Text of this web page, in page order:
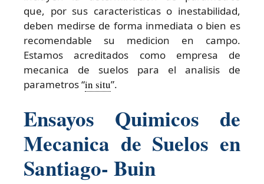
que, por sus caracteristicas o inestabilidad,
deben medirse de forma inmediata o bien es
recomendable su medicion en campo.
Estamos acreditados como empresa de
mecanica de suelos para el analisis de
parametros “in situ”.
Ensayos Quimicos de
Mecanica de Suelos en
Santiago- Buin